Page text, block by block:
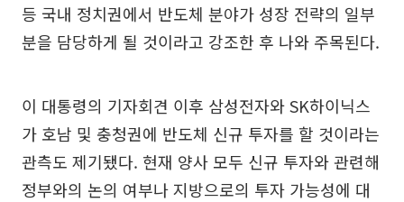
등 국내 정치권에서 반도체 분야가 성장 전략의 일부
분을 담당하게 될 것이라고 강조한 후 나와 주목된다.
이 대통령의 기자회견 이후 삼성전자와 SK하이닉스
가 호남 및 충청권에 반도체 신규 투자를 할 것이라는
관측도 제기됐다. 현재 양사 모두 신규 투자와 관련해
정부와의 논의 여부나 지방으로의 투자 가능성에 대